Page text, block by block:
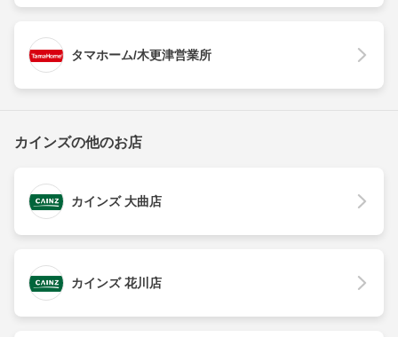
タマホーム/木更津営業所
カインズの他のお店
カインズ 大曲店
カインズ 花川店